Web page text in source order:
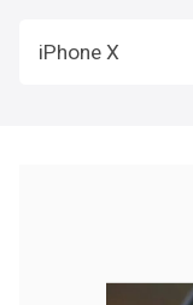
iPhone X